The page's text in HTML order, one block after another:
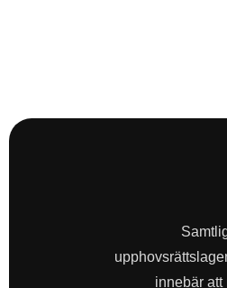
innebär att